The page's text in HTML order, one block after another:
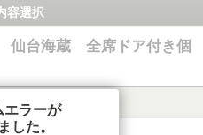
容選択
仙台海蔵 全席ドア付き個
エラーが
した。